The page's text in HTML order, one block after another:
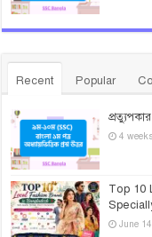
Recent Popular
প্রত্যুপকার
4
Top 10
June